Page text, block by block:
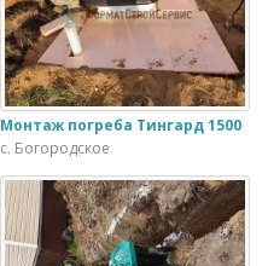
Монтаж погреба Тингард 1500
с. Богородское